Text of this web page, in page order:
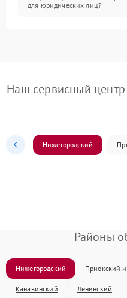
для юридических лиц?
Наш сервисный
Нижегородский
Районы
Нижегородский Приокский
Канавинский Ленинский